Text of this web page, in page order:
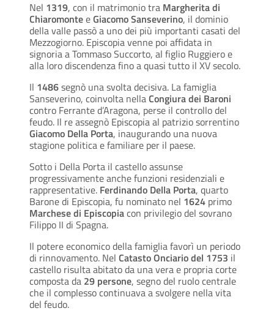
Nel 1319, con il matrimonio tra Margherita di
ChiaromonteeGiacomo Sanseverino, il dominio
della valle passò a uno dei più importanti casati del
Mezzogiorno. Episcopia venne poi affidata in
signoria a Tommaso Succorto, al figlio Ruggiero e
alla loro discendenza fino a quasi tutto il XV secolo.
Il 1486segnò una svolta decisiva. La famiglia
Sanseverino, coinvolta nellaCongiura dei Baroni
contro Ferrante d’Aragona, perse il controllo del
feudo. Il re assegnò Episcopia al patrizio sorrentino
Giacomo Della Porta, inaugurando una nuova
stagione politica e familiare per il paese.
Sotto i Della Porta il castello assunse
progressivamente anche funzioni residenziali e
rappresentative. Ferdinando Della Porta, quarto
Barone di Episcopia, fu nominato nel 1624 primo
Marchese di Episcopiacon privilegio del sovrano
Filippo II di Spagna.
Il potere economico della famiglia favorì un periodo
di rinnovamento. Nel Catasto Onciario del 1753 il
castello risulta abitato da una vera e propria corte
composta da 29 persone, segno del ruolo centrale
che il complesso continuava a svolgere nella vita
del feudo.